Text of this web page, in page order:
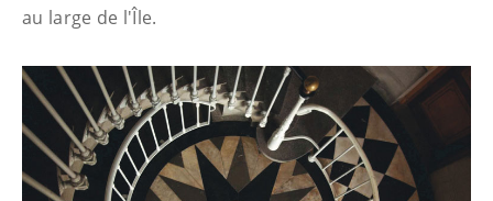
au large de l'Île.